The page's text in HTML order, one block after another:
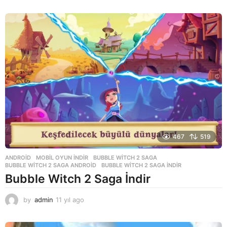
a
g
o
467 519
ANDROID ,MOBIL OYUN INDIR BUBBLE WITCH 2 SAGA
BUBBLE WITCH 2 SAGA ANDROID
,BUBBLE WITCH 2 SAGA INDIR
Bubble Witch 2 Saga İndir
by admin 11 yıl ago